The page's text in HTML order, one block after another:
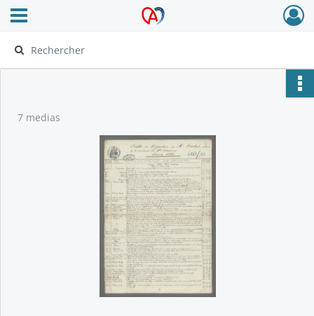
Archives Alsace - Colmar
Ouvrir le menu déroulant
7 medias